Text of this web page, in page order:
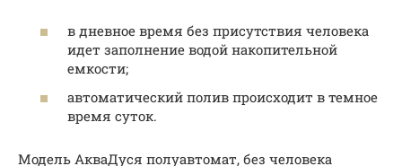
в дневное время без присутствия человека
идет заполнение водой накопительной
емкости;
автоматический полив происходит в темное
время суток.
Модель АкваДуся полуавтомат, без человека